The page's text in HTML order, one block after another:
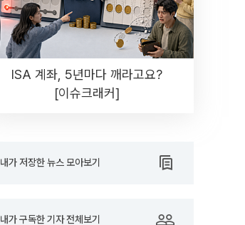
ISA 계좌, 5년마다 깨라고요?
[이슈크래커]
내가 저장한 뉴스 모아보기
내가 구독한 기자 전체보기